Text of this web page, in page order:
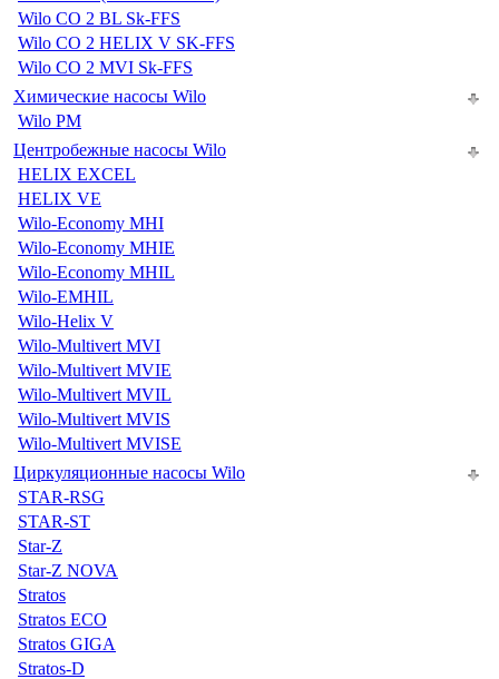
Wilo CO 2 BL Sk-FFS
Wilo CO 2 HELIX V SK-FFS
Wilo CO 2 MVI Sk-FFS
Химические насосы Wilo
Wilo PM
Центробежные насосы Wilo
HELIX EXCEL
HELIX VE
Wilo-Economy MHI
Wilo-Economy MHIE
Wilo-Economy MHIL
Wilo-EMHIL
Wilo-Helix V
Wilo-Multivert MVI
Wilo-Multivert MVIE
Wilo-Multivert MVIL
Wilo-Multivert MVIS
Wilo-Multivert MVISE
Циркуляционные насосы Wilo
STAR-RSG
STAR-ST
Star-Z
Star-Z NOVA
Stratos
Stratos ECO
Stratos GIGA
Stratos-D